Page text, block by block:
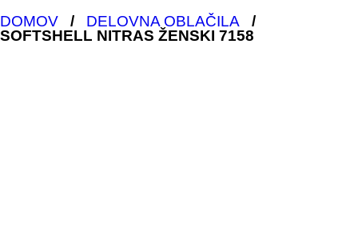
DOMOV / DELOVNA OBLAČILA
/
SOFTSHELL NITRAS ŽENSKI 7158